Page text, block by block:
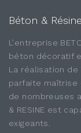
Béton & Résine
L’entreprise
béton décoratif
La réalisation
parfaite maîtrise
de nombreuses
& RESINE est
exigeants.